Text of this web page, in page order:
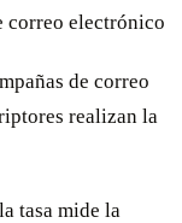
correo electrónico
de correo
realizan la
la tasa mide la